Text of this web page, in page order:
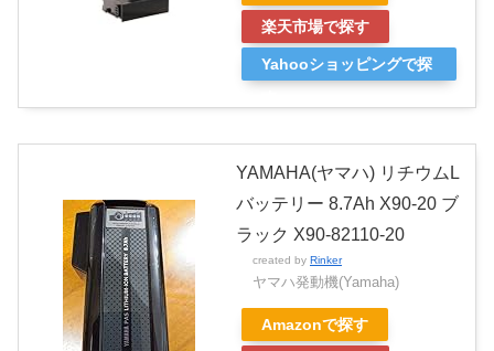
楽天市場で探す
Yahooショッピングで探
YAMAHA(ヤマハ) リチウムL
バッテリー 8.7Ah X90-20 ブ
ラック X90-82110-20
created by Rinker
ヤマハ発動機(Yamaha)
Amazonで探す